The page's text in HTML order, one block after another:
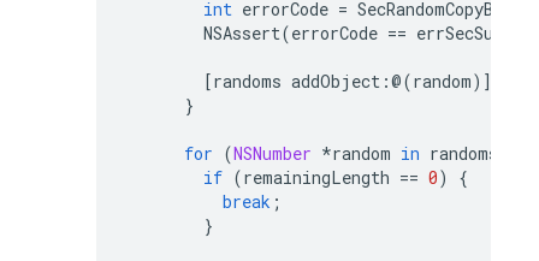
int errorCode = SecRandomCopyBytes
NSAssert(errorCode ==
[randoms addObject :@(random) ];
}
for (NSNumber *random in randoms
if (remainingLength == 0)
{
break ;
}